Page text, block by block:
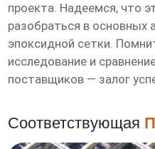
проекта. Надеемся, что
разобраться в основных
эпоксидной сетки.
исследование и
поставщиков — залог
Соответствующая